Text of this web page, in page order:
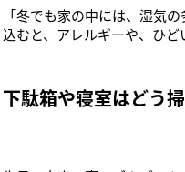
「冬でも家の中には、湿気
込むと、アレルギーや、ひ
研究する矢口貴志准教授だ
人体へのリスクを解説しても
下駄箱や寝室はどう